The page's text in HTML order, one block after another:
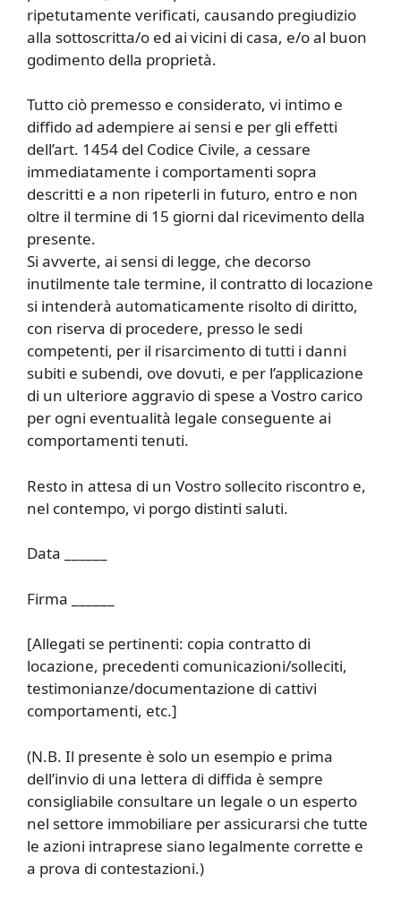
ripetutamente verificati, causando pregiudizio
alla sottoscritta/o ed ai vicini di casa, e/o al buon
godimento della proprietà.
Tutto ciò premesso e considerato, vi intimo e
diffido ad adempiere ai sensi e per gli effetti
dell’art. 1454 del Codice Civile, a cessare
immediatamente i comportamenti sopra
descritti e a non ripeterli in futuro, entro e non
oltre il termine di 15 giorni dal ricevimento della
presente.
Si avverte, ai sensi di legge, che decorso
inutilmente tale termine, il contratto di locazione
si intenderà automaticamente risolto di diritto,
con riserva di procedere, presso le sedi
competenti, per il risarcimento di tutti i danni
subiti e subendi, ove dovuti, e per l’applicazione
di un ulteriore aggravio di spese a Vostro carico
per ogni eventualità legale conseguente ai
comportamenti tenuti.
Resto in attesa di un Vostro sollecito riscontro e,
nel contempo, vi porgo distinti saluti.
Data ______
Firma ______
[Allegati se pertinenti: copia contratto di
locazione, precedenti comunicazioni/solleciti,
testimonianze/documentazione di cattivi
comportamenti, etc.]
(N.B. Il presente è solo un esempio e prima
dell’invio di una lettera di diffida è sempre
consigliabile consultare un legale o un esperto
nel settore immobiliare per assicurarsi che tutte
le azioni intraprese siano legalmente corrette e
a prova di contestazioni.)